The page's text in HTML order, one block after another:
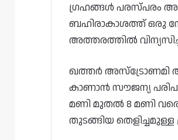
ഗ്രഹങ്ങൾ പരസ്പരം
ബഹിരാകാശത്ത് ഒരു
അത്തരത്തിൽ
ഖത്തർ അസ്ട്രോണമി
കാണാൻ സൗജന്യ
മണി മുതൽ 8 മണി
തുടങ്ങിയ